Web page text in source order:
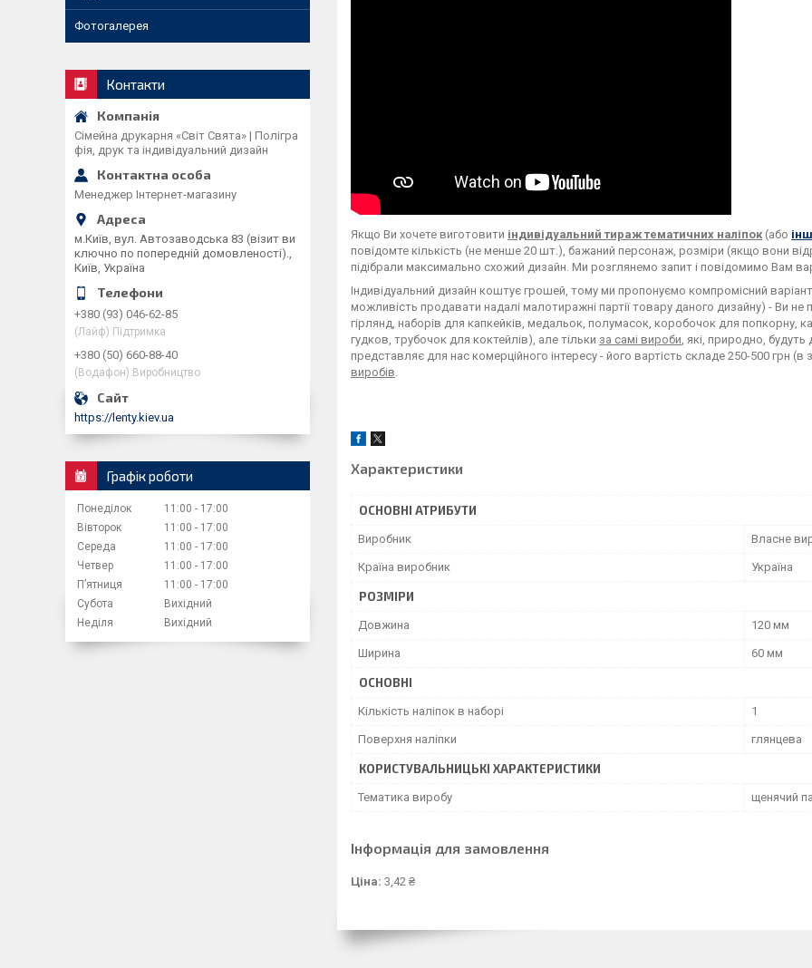
Якщо Ви хочете виготовити індивідуальний тираж тематичних наліпок (або
повідомте кількість (не менше 20 шт.), бажаний персонаж, розміри (якщо вони
підібрали максимально схожий дизайн. Ми розглянемо запит і повідомимо Вам
Індивідуальний дизайн коштує грошей, тому ми пропонуємо компромісний
можливість продавати надалі малотиражні партії товару даного дизайну) - Ви не
гірлянд, наборів для капкейків, медальок, полумасок, коробочок для попкорну,
гудков, трубочок для коктейлів), але тільки за самі вироби , які, природно,
представляє для нас комерційного інтересу - його вартість складе 250-500 грн
виробів
Характеристики
ОСНОВНІ АТРИБУТИ
Виробник Власне
Країна виробник Україна
РОЗМІРИ
Довжина 120 мм
Ширина 60 мм
ОСНОВНІ
Кількість наліпок в наборі 1
Поверхня наліпки глянцева
КОРИСТУВАЛЬНИЦЬКІ ХАРАКТЕРИСТИКИ
Тематика виробу щенячий
Інформація для замовлення
Ціна: 3,42 ₴
Фотогалерея
Контакти
Сімейна друкарня «Світ Свята» | Полігра
фія, друк та індивідуальний дизайн
Менеджер Інтернет-магазину
м.Київ, вул. Автозаводська 83 (візит ви
ключно по попередній домовленості).,
Київ, Україна
+380 (93) 046-62-85
(Лайф) Підтримка
+380 (50) 660-88-40
(Водафон) Виробництво
https://lenty.kiev.ua
Графік роботи
Понеділок 11:00
17:00
Вівторок
11:00
17:00
Середа
11:00
17:00
Четвер
11:00
17:00
Пʼятниця
11:00
17:00
Субота
Вихідний
Неділя
Вихідний